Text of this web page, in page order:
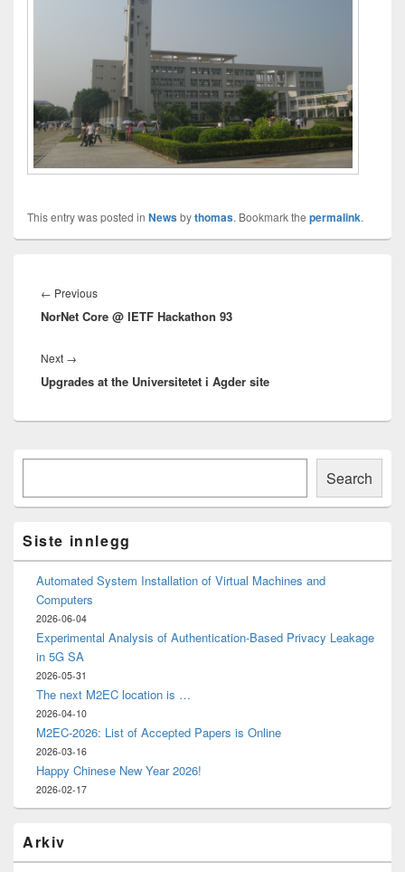
This entry was posted in Newsbythomas. Bookmark the permalink.
← PreviousPrevious
post:
NorNet Core @ IETF Hackathon 93
Next →
post:
Upgrades at the Universitetet i Agder site
Primary
Area
Search
Siste innlegg
Automated System Installation of Virtual Machines and
Computers
2026-06-04
Experimental Analysis of Authentication-Based Privacy Leakage
in 5G SA
2026-05-31
The next M2EC location is …
2026-04-10
M2EC-2026: List of Accepted Papers is Online
2026-03-16
Happy Chinese New Year 2026!
2026-02-17
Arkiv